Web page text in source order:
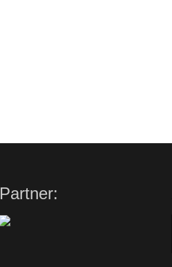
Partner: